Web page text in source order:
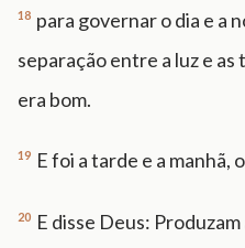
18 para governar o dia e a
separação entre a luz e as
era bom.
19 E foi a tarde e a manhã,
20 E disse Deus: